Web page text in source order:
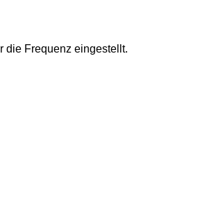
die Frequenz eingestellt.